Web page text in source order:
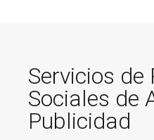
Servicios de
Sociales de
Publicidad